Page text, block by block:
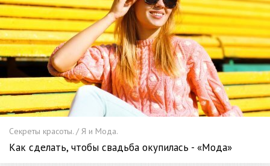
Секреты красоты. / Я и Мода.
Как сделать, чтобы свадьба окупилась - «Мода»